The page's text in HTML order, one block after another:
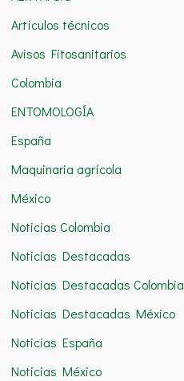
a
r
p
o
r
:
Artículos técnicos
Avisos Fitosanitarios
Colombia
ENTOMOLOGÍA
España
Maquinaria agrícola
México
Noticias Colombia
Noticias Destacadas
Noticias Destacadas Colombia
Noticias Destacadas México
Noticias España
Noticias México